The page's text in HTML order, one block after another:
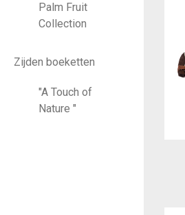
Palm Fruit
Collection
Zijden boeketten
"A Touch of
Nature "